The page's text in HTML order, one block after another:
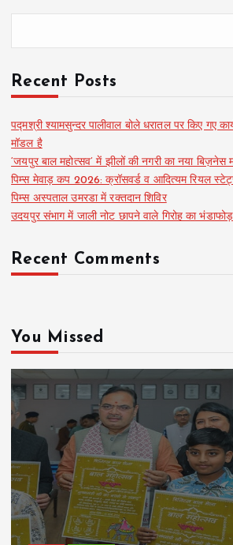
Recent Posts
पद्मश्री श्यामसुन्दर पालीवाल बोले धरातल पर किए गए
मॉडल है
‘जयपुर बाल महोत्सव’ में झीलों की नगरी का नया बिज़नेस
पिम्स मेवाड़ कप 2026: क्रॉसवर्ड व आदित्यम रियल
पिम्स अस्पताल उमरडा में रक्तदान शिविर
उदयपुर संभाग में जाली नोट छापने वाले गिरोह का भंडाफोड़
Recent Comments
You Missed